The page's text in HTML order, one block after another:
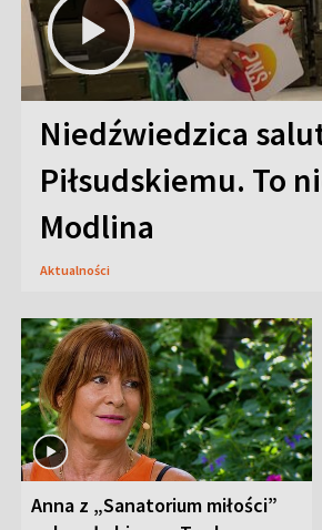
Niedźwiedzica
Piłsudskiemu. To
Modlina
Aktualności
Anna z „Sanatorium miłości”